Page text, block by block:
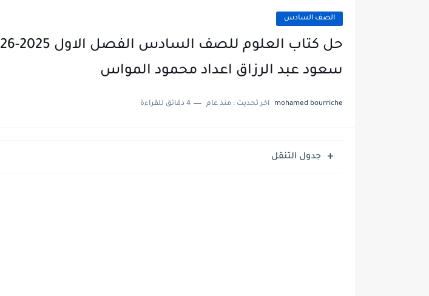
مذكرة شاملة لكل دروس اللغة العربية الصف العاشر الفصل الثاني...
مذكرة التغذية في النباتات أحياء الصف الحادي عشر العلمي الفصل...
الصف السادس
سعود عبد الرزاق اعداد محمود المواس
mohamed bourriche اخر تحديث : منذ عام 4 دقائق للقراءة
جدول التنقل